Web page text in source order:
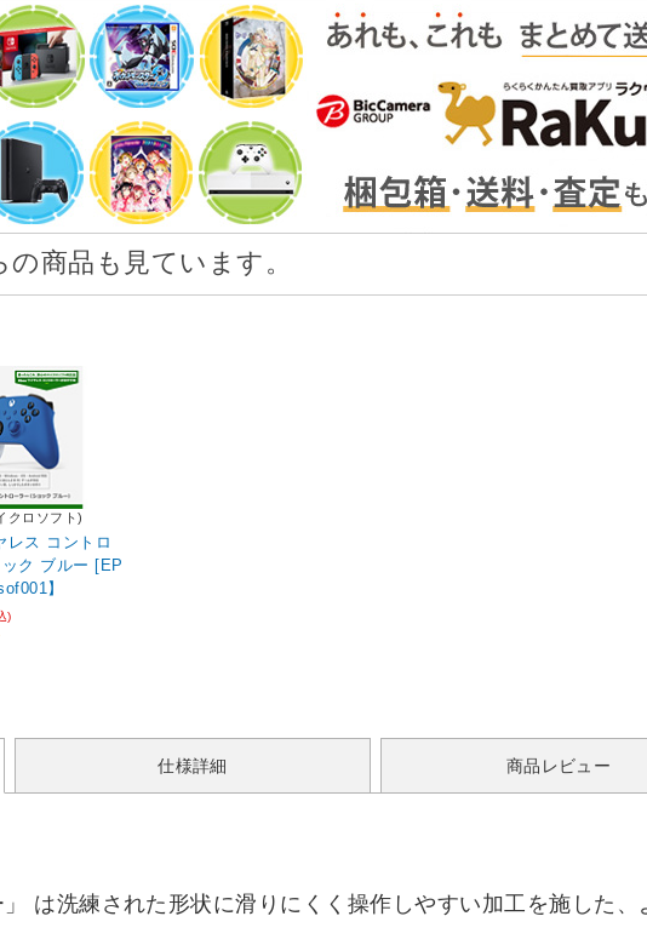
商品も見ています。
クロソフト)
レス コントロ
ク ブルー [EP
】
)
仕様詳細 商品レビュー
は洗練された形状に滑りにくく操作しやすい加工を施した